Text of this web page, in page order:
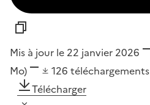
Mis à jour le 22 janvier 2026
Mo)
126 téléchargements
Télécharger